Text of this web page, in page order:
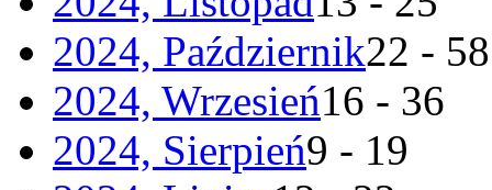
2024, Październik22 - 58
2024, Wrzesień16 - 36
2024, Sierpień9 - 19